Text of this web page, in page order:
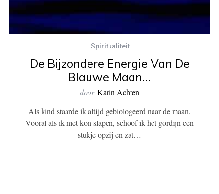
Spiritualiteit
De Bijzondere Energie Van De
Blauwe Maan…
door Karin Achten
Als kind staarde ik altijd gebiologeerd naar de maan.
Vooral als ik niet kon slapen, schoof ik het gordijn een
stukje opzij en zat…